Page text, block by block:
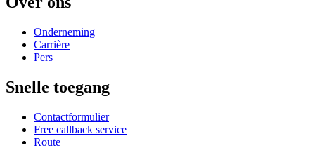
Onderneming
Carrière
Pers
Snelle toegang
Contactformulier
Free callback service
Route